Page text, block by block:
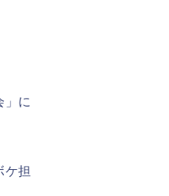
」に
ケ担